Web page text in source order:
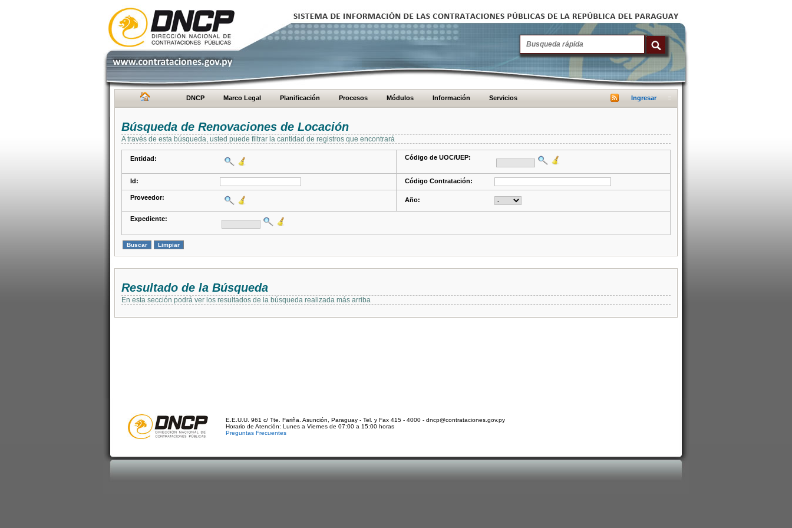
DNCP Marco Legal Planificación Procesos Módulos Información Servicios Ingresar
Búsqueda de Renovaciones de Locación
A través de esta búsqueda, usted puede filtrar la cantidad de registros que encontrará
Entidad: Código de UOC/UEP:
Id: Código Contratación:
Proveedor: Año:
Expediente:
Resultado de la Búsqueda
En esta sección podrá ver los resultados de la búsqueda realizada más arriba
E.E.U.U. 961 c/ Tte. Fariña. Asunción, Paraguay - Tel. y Fax 415 - 4000 - dncp@contrataciones.gov.py
Horario de Atención: Lunes a Viernes de 07:00 a 15:00 horas
Preguntas Frecuentes